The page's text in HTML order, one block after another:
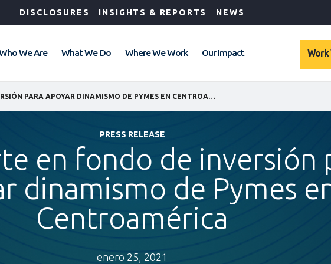
DISCLOSURES INSIGHTS & REPORTS NEWS
We Are What We Do Where We Work Our Impact Work
PRESS RELEASE
en fondo de inversión
dinamismo de Pymes
Centroamérica
enero 25, 2021